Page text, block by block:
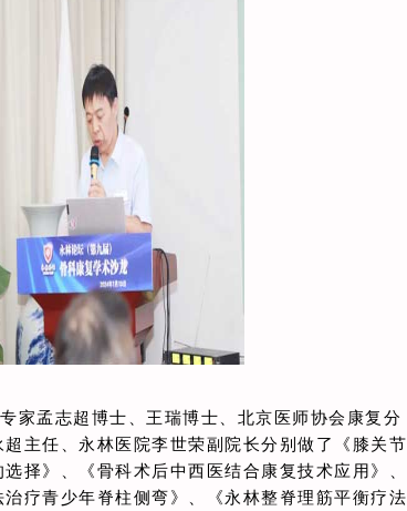
家孟志超博士、王瑞博士、北京医师协会康复分
主任、永林医院李世荣副院长分别做了《膝关节
择》、《骨科术后中西医结合康复技术应用》、
疗青少年脊柱侧弯》、《永林整脊理筋平衡疗法